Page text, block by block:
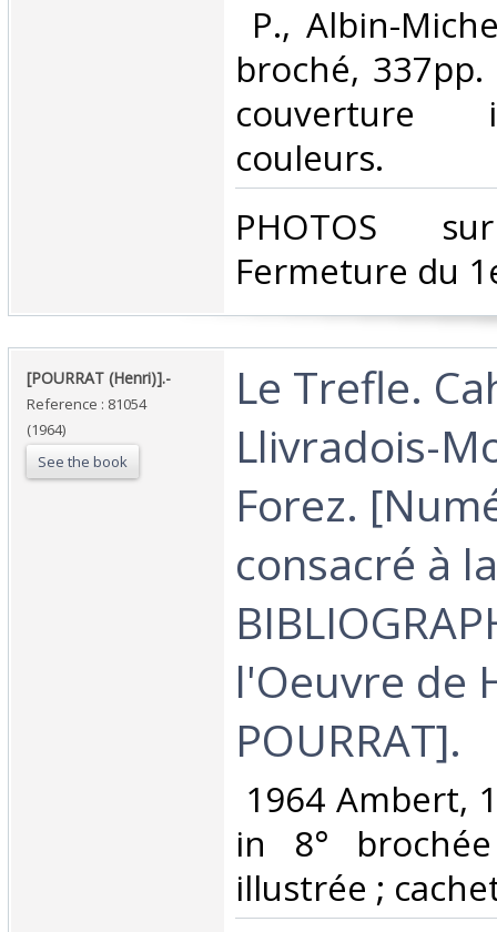
P., Albin-
broché,
couverture
couleurs. ‎
‎PHOTOS
Fermeture du
‎[POURRAT (Henri)].-‎
Reference : 81054
(1964)
See the book
‎Le Trefle.
Llivradois-
Forez.
consacré à la
l'Oeuvre de
POURRAT].‎
1964 Ambert,
in 8°
illustrée ;